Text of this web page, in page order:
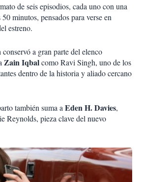
de seis episodios, cada uno con una
minutos, pensados para verse en
estreno.
a gran parte del elenco
Zain Iqbalcomo Ravi Singh, uno de los
dentro de la historia y aliado cercano
también suma aEden H. Davies,
Reynolds, pieza clave del nuevo